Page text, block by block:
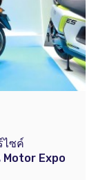
ไซค์
Motor Expo